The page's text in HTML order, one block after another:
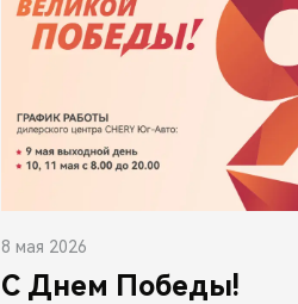
8 мая 2026
С Днем Победы!